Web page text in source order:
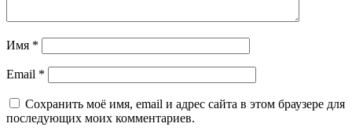
Имя *
Email *
Сохранить моё имя, email и адрес сайта в этом браузере для
последующих моих комментариев.